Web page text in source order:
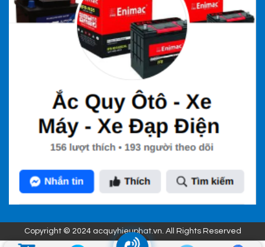
Copyright © 2024 acquyhieuphat.vn. All Rights Reserved